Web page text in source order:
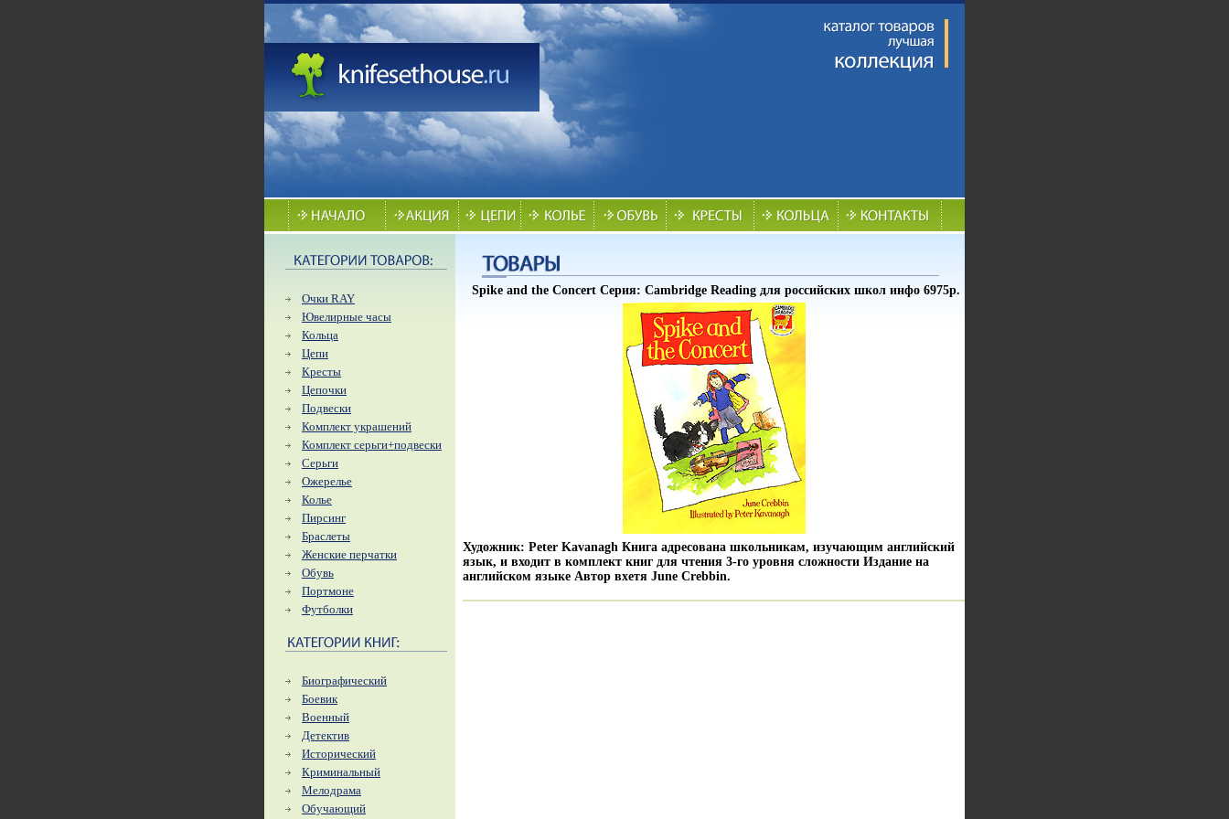
Очки RAY
Ювелирные часы
Кольца
Цепи
Кресты
Цепочки
Подвески
Комплект украшений
Комплект серьги+подвески
Серьги
Ожерелье
Колье
Пирсинг
Браслеты
Женские перчатки
Обувь
Портмоне
Футболки
Биографический
Боевик
Военный
Детектив
Исторический
Криминальный
Мелодрама
Обучающий
Spike and the Concert Серия: Cambridge Reading для российских школ инфо 6975p.
Художник: Peter Kavanagh Книга адресована школьникам, изучающим английский
язык, и входит в комплект книг для чтения 3-го уровня сложности Издание на
английском языке Автор вхетя June Crebbin.